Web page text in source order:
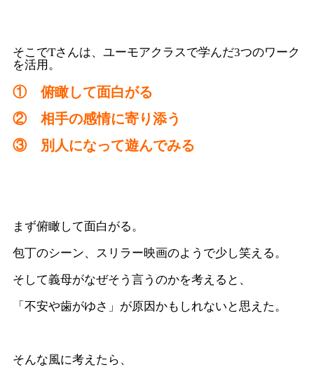
そこでTさんは、ユーモアクラスで学んだ3つのワーク
を活用。
① 俯瞰して面白がる
② 相手の感情に寄り添う
③ 別人になって遊んでみる
まず俯瞰して面白がる。
包丁のシーン、スリラー映画のようで少し笑える。
そして義母がなぜそう言うのかを考えると、
「不安や歯がゆさ」が原因かもしれないと思えた。
そんな風に考えたら、